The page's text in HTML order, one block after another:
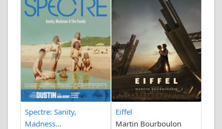
Spectre: Sanity,
Madness...
Eiffel
Martin Bourboulon